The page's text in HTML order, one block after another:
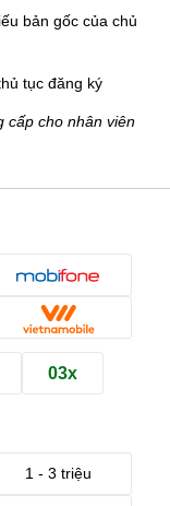
bản gốc của chủ
tục đăng ký
cấp cho nhân viên
03x
1 - 3 triệu